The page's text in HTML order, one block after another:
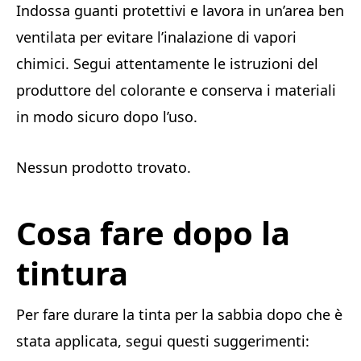
Indossa guanti protettivi e lavora in un’area ben
ventilata per evitare l’inalazione di vapori
chimici. Segui attentamente le istruzioni del
produttore del colorante e conserva i materiali
in modo sicuro dopo l’uso.
Nessun prodotto trovato.
Cosa fare dopo la
tintura
Per fare durare la tinta per la sabbia dopo che è
stata applicata, segui questi suggerimenti: